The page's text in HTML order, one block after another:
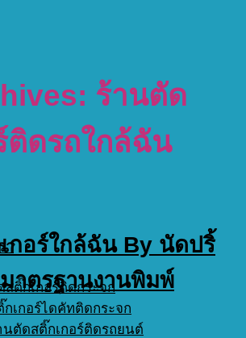
า
สติ๊กเกอร์ติดกระจก
กเกอร์ไดคัทติดกระจก
นตัดสติ๊กเกอร์ติดรถยนต์
ร้านตัด
ติดรถใกล้ฉัน
กอร์ใกล้ฉัน By นัดปริ้
าตรฐานงานพิมพ์